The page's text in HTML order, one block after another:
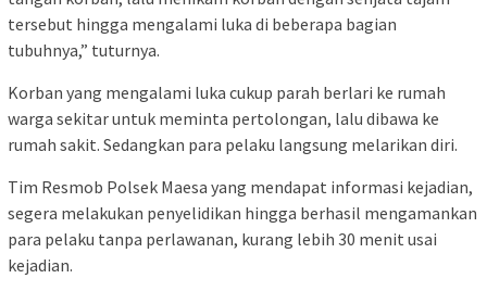
tersebut hingga mengalami luka di beberapa bagian
tubuhnya,” tuturnya.
Korban yang mengalami luka cukup parah berlari ke rumah
warga sekitar untuk meminta pertolongan, lalu dibawa ke
rumah sakit. Sedangkan para pelaku langsung melarikan diri.
Tim Resmob Polsek Maesa yang mendapat informasi kejadian,
segera melakukan penyelidikan hingga berhasil mengamankan
para pelaku tanpa perlawanan, kurang lebih 30 menit usai
kejadian.